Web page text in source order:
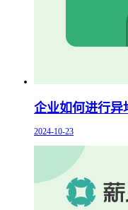
企业如何进行异
2024-10-23